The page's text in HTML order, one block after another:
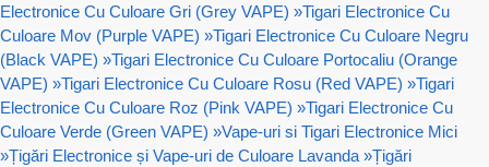
Electronice Cu Culoare Gri (Grey VAPE) »Tigari Electronice Cu
Culoare Mov (Purple VAPE) »Tigari Electronice Cu Culoare Negru
(Black VAPE) »Tigari Electronice Cu Culoare Portocaliu (Orange
VAPE) »Tigari Electronice Cu Culoare Rosu (Red VAPE) »Tigari
Electronice Cu Culoare Roz (Pink VAPE) »Tigari Electronice Cu
Culoare Verde (Green VAPE) »Vape-uri si Tigari Electronice Mici
»Țigări Electronice și Vape-uri de Culoare Lavanda »Țigări